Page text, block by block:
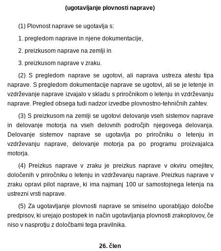
(ugotavljanje plovnosti naprave)
(1) Plovnost naprave se ugotavlja s:
1. pregledom naprave in njene dokumentacije,
2. preizkusom naprave na zemlji in
3. preizkusom naprave v zraku.
(2) S pregledom naprave se ugotovi, ali naprava ustreza atestu tipa
naprave. S pregledom dokumentacije naprave se ugotovi, ali se je letenje in
vzdrževanje naprave izvajalo v skladu s priročnikom o letenju in vzdrževanju
naprave. Pregled obsega tudi nadzor izvedbe plovnostno-tehničnih zahtev.
(3) S preizkusom na zemlji se ugotovi delovanje vseh sistemov naprave
in delovanje motorja na vseh delovnih področjih njegovega delovanja.
Delovanje sistemov naprave se ugotavlja po priročniku o letenju in
vzdrževanju naprave, delovanje motorja pa po programu proizvajalca
motorja.
(4) Preizkus naprave v zraku je preizkus naprave v okviru omejitev,
določenih v priročniku o letenju in vzdrževanju naprave. Preizkus naprave v
zraku opravi pilot naprave, ki ima najmanj 100 ur samostojnega letenja na
ustrezni vrsti naprave.
(5) Za ugotavljanje plovnosti naprave se smiselno uporabljajo določbe
predpisov, ki urejajo postopek in način ugotavljanja plovnosti zrakoplovov, če
niso v nasprotju z določbami tega pravilnika.
26. člen